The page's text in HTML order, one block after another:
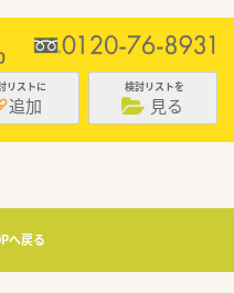
リストに
追加
検討リストを
見る
へ戻る